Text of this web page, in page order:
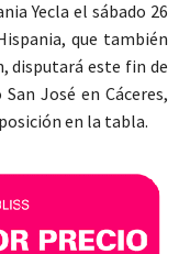
Yecla el sábado 26
que también
disputará este fin de
José en Cáceres,
en la tabla.